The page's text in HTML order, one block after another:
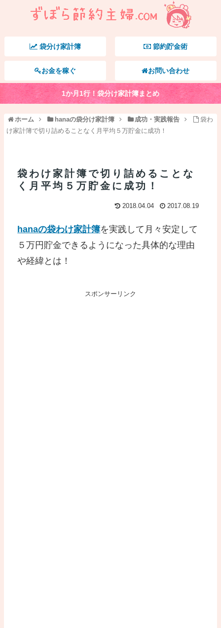
袋分け家計簿 節約貯金術
お金を稼ぐ お問い合わせ
1か月1行！袋分け家計簿まとめ
ホーム hanaの袋分け家計簿 成功・実践報告
袋わ
け家計簿で切り詰めることなく月平均５万貯金に成功！
袋わけ家計簿で切り詰めることな
く月平均５万貯金に成功！
2018.04.04 2017.08.19
hanaの袋わけ家計簿を実践して月々安定して
５万円貯金できるようになった具体的な理由
や経緯とは！
スポンサーリンク